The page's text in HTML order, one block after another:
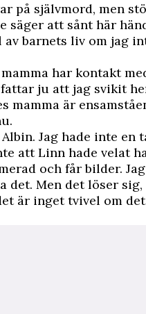
på självmord, men
säger att sånt här
barnets liv om jag
har kontakt
ju att jag svikit
mamma är
Jag hade inte en
att Linn hade velat
och får bilder.
det. Men det löser
är inget tvivel om